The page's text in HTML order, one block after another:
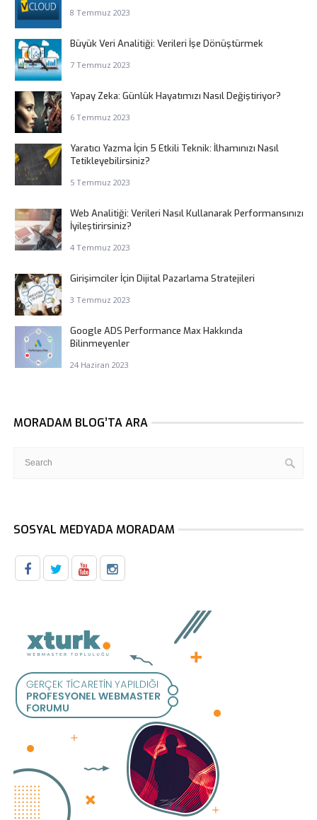
8 Temmuz 2023
Büyük Veri Analitiği: Verileri İşe Dönüştürmek
7 Temmuz 2023
Yapay Zeka: Günlük Hayatımızı Nasıl Değiştiriyor?
6 Temmuz 2023
Yaratıcı Yazma İçin 5 Etkili Teknik: İlhamınızı Nasıl
Tetikleyebilirsiniz?
5 Temmuz 2023
Web Analitiği: Verileri Nasıl Kullanarak Performansınızı
İyileştirirsiniz?
4 Temmuz 2023
Girişimciler İçin Dijital Pazarlama Stratejileri
3 Temmuz 2023
Google ADS Performance Max Hakkında
Bilinmeyenler
24 Haziran 2023
MORADAM BLOG’TA ARA
SOSYAL MEDYADA MORADAM